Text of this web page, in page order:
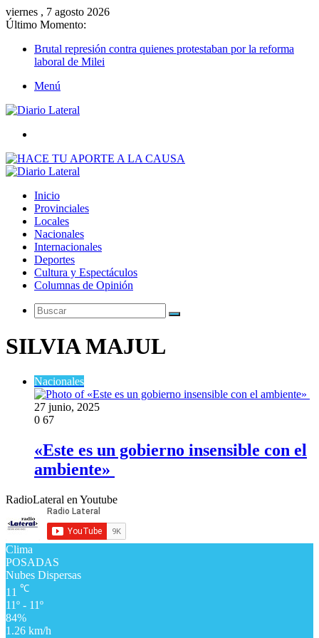
viernes , 7 agosto 2026
Último Momento:
Brutal represión contra quienes protestaban por la reforma
laboral de Milei
Menú
Inicio
Provinciales
Locales
Nacionales
Internacionales
Deportes
Cultura y Espectáculos
Columnas de Opinión
Buscar
SILVIA MAJUL
Nacionales
27 junio, 2025
0 67
​«Este es un gobierno insensible con el
ambiente»
RadioLateral en Youtube
Clima
POSADAS
Nubes Dispersas
11 ℃
11º - 11º
84%
1.26 km/h